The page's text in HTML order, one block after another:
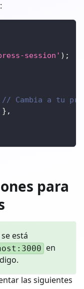
session' ) ;
// Cambia a tu
} ,
para
está
en
las siguientes